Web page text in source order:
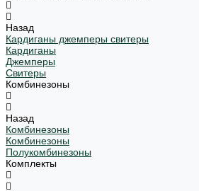
Назад
Кардиганы джемперы свитеры
Кардиганы
Джемперы
Свитеры
Комбинезоны
Назад
Комбинезоны
Комбинезоны
Полукомбинезоны
Комплекты